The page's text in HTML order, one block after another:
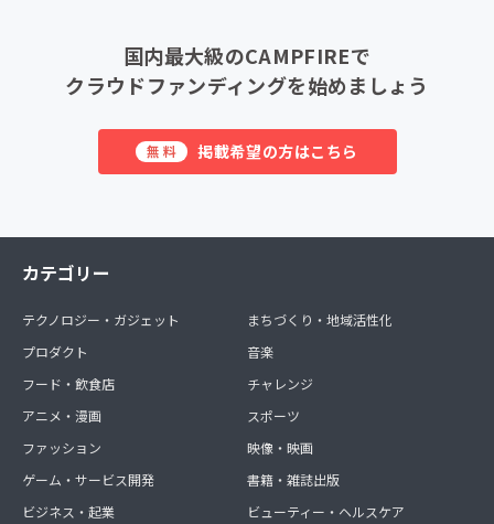
国内最大級のCAMPFIREで
クラウドファンディングを始めましょう
無料 掲載希望の方はこちら
カテゴリー
テクノロジー・ガジェット
プロダクト
フード・飲食店
アニメ・漫画
ファッション
ゲーム・サービス開発
ビジネス・起業
まちづくり・地域活性化
音楽
チャレンジ
スポーツ
映像・映画
書籍・雑誌出版
ビューティー・ヘルスケア